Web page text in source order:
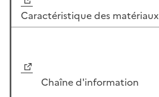
Caractéristique des matériaux
Chaîne d'information